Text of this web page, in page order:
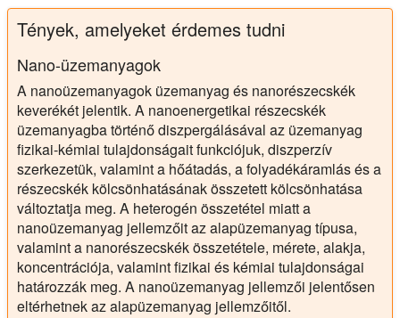
Tények, amelyeket érdemes tudni
Nano-üzemanyagok
A nanoüzemanyagok üzemanyag és nanorészecskék
keverékét jelentik. A nanoenergetikai részecskék
üzemanyagba történő diszpergálásával az üzemanyag
fizikai-kémiai tulajdonságait funkciójuk, diszperzív
szerkezetük, valamint a hőátadás, a folyadékáramlás és a
részecskék kölcsönhatásának összetett kölcsönhatása
változtatja meg. A heterogén összetétel miatt a
nanoüzemanyag jellemzőit az alapüzemanyag típusa,
valamint a nanorészecskék összetétele, mérete, alakja,
koncentrációja, valamint fizikai és kémiai tulajdonságai
határozzák meg. A nanoüzemanyag jellemzői jelentősen
eltérhetnek az alapüzemanyag jellemzőitől.